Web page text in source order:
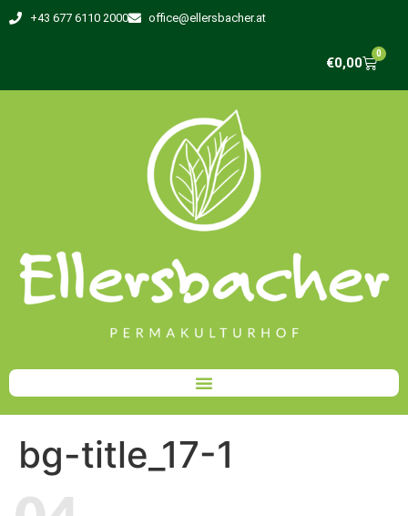
+43 677 6110 2000 office@ellersbacher.at
€0,00
0
bg-title_17-1